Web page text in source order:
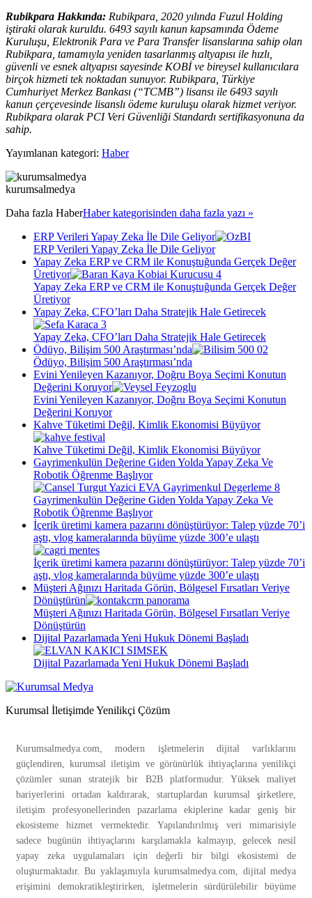
Rubikpara Hakkında: Rubikpara, 2020 yılında Fuzul Holding
iştiraki olarak kuruldu. 6493 sayılı kanun kapsamında Ödeme
Kuruluşu, Elektronik Para ve Para Transfer lisanslarına sahip olan
Rubikpara, tamamıyla yeniden tasarlanmış altyapısı ile hızlı,
güvenli ve esnek altyapısı sayesinde KOBİ ve bireysel kullanıcılara
birçok hizmeti tek noktadan sunuyor. Rubikpara, Türkiye
Cumhuriyet Merkez Bankası (“TCMB”) lisansı ile 6493 sayılı
kanun çerçevesinde lisanslı ödeme kuruluşu olarak hizmet veriyor.
Rubikpara olarak PCI Veri Güvenliği Standardı sertifikasyonuna da
sahip.
Yayımlanan kategori: Haber
kurumsalmedya
Daha fazla HaberHaber kategorisinden daha fazla yazı »
ERP Verileri Yapay Zeka İle Dile Geliyor
ERP Verileri Yapay Zeka İle Dile Geliyor
Yapay Zeka ERP ve CRM ile Konuştuğunda Gerçek Değer
Üretiyor
Yapay Zeka ERP ve CRM ile Konuştuğunda Gerçek Değer
Üretiyor
Yapay Zeka, CFO’ları Daha Stratejik Hale Getirecek
Yapay Zeka, CFO’ları Daha Stratejik Hale Getirecek
Ödüyo, Bilişim 500 Araştırması’nda
Ödüyo, Bilişim 500 Araştırması’nda
Evini Yenileyen Kazanıyor, Doğru Boya Seçimi Konutun
Değerini Koruyor
Evini Yenileyen Kazanıyor, Doğru Boya Seçimi Konutun
Değerini Koruyor
Kahve Tüketimi Değil, Kimlik Ekonomisi Büyüyor
Kahve Tüketimi Değil, Kimlik Ekonomisi Büyüyor
Gayrimenkulün Değerine Giden Yolda Yapay Zeka Ve
Robotik Öğrenme Başlıyor
Gayrimenkulün Değerine Giden Yolda Yapay Zeka Ve
Robotik Öğrenme Başlıyor
İçerik üretimi kamera pazarını dönüştürüyor: Talep yüzde 70’i
aştı, vlog kameralarında büyüme yüzde 300’e ulaştı
İçerik üretimi kamera pazarını dönüştürüyor: Talep yüzde 70’i
aştı, vlog kameralarında büyüme yüzde 300’e ulaştı
Müşteri Ağınızı Haritada Görün, Bölgesel Fırsatları Veriye
Dönüştürün
Müşteri Ağınızı Haritada Görün, Bölgesel Fırsatları Veriye
Dönüştürün
Dijital Pazarlamada Yeni Hukuk Dönemi Başladı
Dijital Pazarlamada Yeni Hukuk Dönemi Başladı
Kurumsal İletişimde Yenilikçi Çözüm
Kurumsalmedya.com, modern işletmelerin dijital varlıklarını
güçlendiren, kurumsal iletişim ve görünürlük ihtiyaçlarına yenilikçi
çözümler sunan stratejik bir B2B platformudur. Yüksek maliyet
bariyerlerini ortadan kaldırarak, startuplardan kurumsal şirketlere,
iletişim profesyonellerinden pazarlama ekiplerine kadar geniş bir
ekosisteme hizmet vermektedir. Yapılandırılmış veri mimarisiyle
sadece bugünün ihtiyaçlarını karşılamakla kalmayıp, gelecek nesil
yapay zeka uygulamaları için değerli bir bilgi ekosistemi de
oluşturmaktadır. Bu yaklaşımıyla kurumsalmedya.com, dijital medya
erişimini demokratikleştirirken, işletmelerin sürdürülebilir büyüme